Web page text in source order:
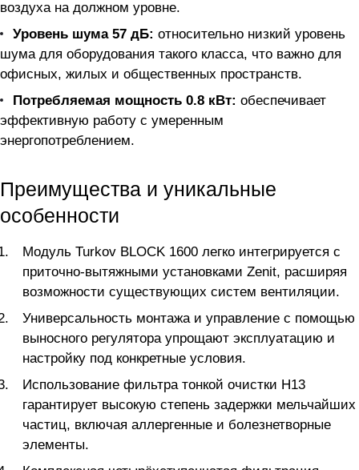
воздуха на должном уровне.
Уровень шума 57 дБ: относительно низкий уровень
шума для оборудования такого класса, что важно для
офисных, жилых и общественных пространств.
Потребляемая мощность 0.8 кВт: обеспечивает
эффективную работу с умеренным
энергопотреблением.
Преимущества и уникальные
особенности
Модуль Turkov BLOCK 1600 легко интегрируется с
приточно-вытяжными установками Zenit, расширяя
возможности существующих систем вентиляции.
Универсальность монтажа и управление с помощью
выносного регулятора упрощают эксплуатацию и
настройку под конкретные условия.
Использование фильтра тонкой очистки H13
гарантирует высокую степень задержки мельчайших
частиц, включая аллергенные и болезнетворные
элементы.